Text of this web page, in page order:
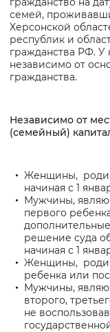
семей,
Херсонской
республик и
гражданства РФ. У
независимо от
гражданства.
Независимо от
(семейный)
Женщины,
начиная с 1
Мужчины,
первого
решение суда
начиная с 1
Женщины,
ребенка или
Мужчины,
второго,
не